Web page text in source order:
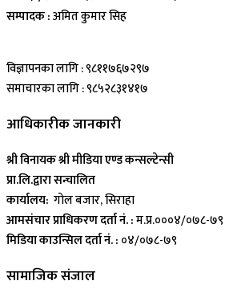
सम्पादक :अमित कुमार सिह
विज्ञापनका लागि : ९८११७६७२९७
समाचारका लागि : ९८५२८३१४१७
आधिकारीक जानकारी
श्री विनायक श्री मीडिया एण्ड कन्सल्टेन्सी
प्रा.लि.द्वारा सन्चालित
कार्यालय: गोल बजार, सिराहा
आमसंचार प्राधिकरण दर्ता नं. :म.प्र.०००४/०७८-७९
मिडिया काउन्सिल दर्ता नं. : ०४/०७८-७९
सामाजिक संजाल